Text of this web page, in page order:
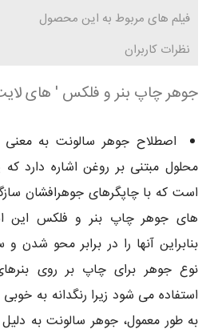
فیلم های مربوط به این محصول
نظرات کاربران
جوهر چاپ بنر و فلکس ' های
اصطلاح جوهر سالونت به
محلول مبتنی بر روغن اشاره دارد
است که با چاپگرهای جوهرافشان
های جوهر چاپ بنر و فلکس
بنابراین آنها را در برابر محو
نوع جوهر برای چاپ بر روی
استفاده می شود زیرا رنگدانه به
به طور معمول، جوهر سالونت به